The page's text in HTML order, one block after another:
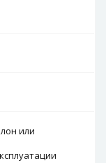
или